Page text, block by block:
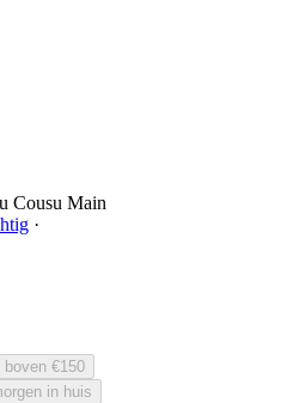
Cousu Main
·
€150
in huis